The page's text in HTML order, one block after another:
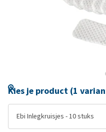
Kies je product (1
Ebi Inlegkruisjes - 10 stuks